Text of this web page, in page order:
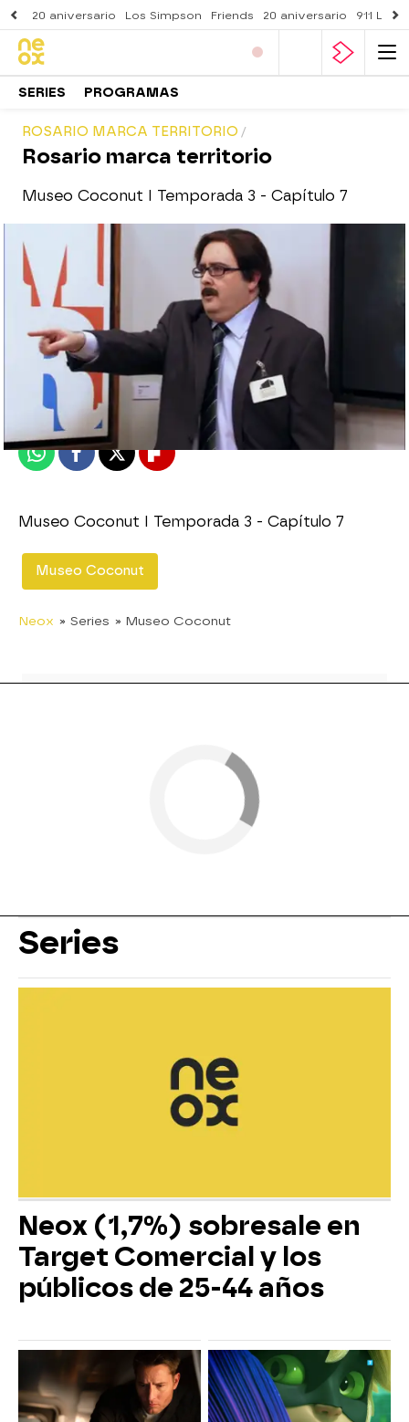
20 aniversario Los Simpson Friends 20 aniversario 911
SERIES PROGRAMAS
ROSARIO MARCA TERRITORIO
Rosario marca territorio
Museo Coconut I Temporada 3 - Capítulo 7
neox
Publicado: 20 de enero de 2014, 21:25
WhatsappFacebook
X Flipboard
Museo Coconut I Temporada 3 - Capítulo 7
Museo Coconut
Neox » Series » Museo Coconut
Series
Neox (1,7%) sobresale en
Target Comercial y los
públicos de 25-44 años